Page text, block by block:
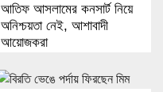
আতিফ আসলামের কনসার্ট নিয়ে
অনিশ্চয়তা নেই, আশাবাদী
আয়োজকরা